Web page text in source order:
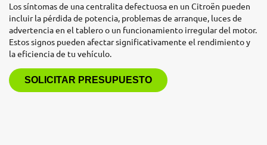
Los síntomas de una centralita defectuosa en un Citroën pueden
incluir la pérdida de potencia, problemas de arranque, luces de
advertencia en el tablero o un funcionamiento irregular del motor.
Estos signos pueden afectar significativamente el rendimiento y
la eficiencia de tu vehículo.
SOLICITAR PRESUPUESTO